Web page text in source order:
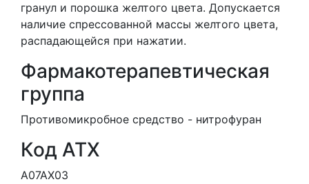
гранул и порошка желтого цвета. Допускается
наличие спрессованной массы желтого цвета,
распадающейся при нажатии.
Фармакотерапевтическая
группа
Противомикробное средство - нитрофуран
Код АТХ
A07AX03